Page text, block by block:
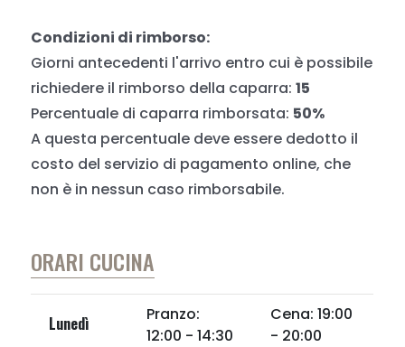
Condizioni di rimborso:
Giorni antecedenti l'arrivo entro cui è possibile
richiedere il rimborso della caparra:15
Percentuale di caparra rimborsata: 50%
A questa percentuale deve essere dedotto il
costo del servizio di pagamento online, che
non è in nessun caso rimborsabile.
ORARI CUCINA
Lunedì
Pranzo:
12:00 - 14:30
Cena: 19:00
- 20:00